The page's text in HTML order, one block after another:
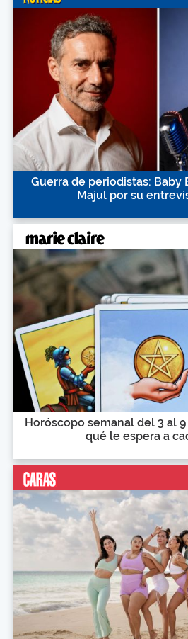
Guerra de periodistas: Baby
Majul por su
Horóscopo semanal del 3 al
qué le espera a